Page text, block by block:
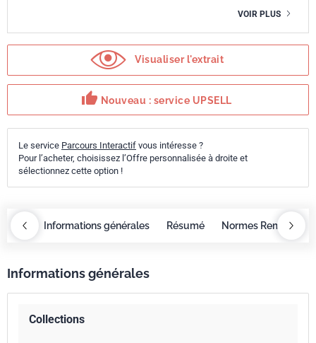
VOIR PLUS
Visualiser l'extrait
thumb_up Nouveau : service UPSELL
Le service Parcours Interactif vous intéresse ?
Pour l’acheter, choisissez l’Offre personnalisée à droite et
sélectionnez cette option !
Informations générales Résumé Normes
Informations générales
Collections